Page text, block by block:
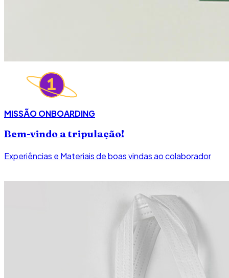
MISSÃO ONBOARDING
Bem-vindo a tripulação!
Experiências e Materiais de boas vindas ao colaborador